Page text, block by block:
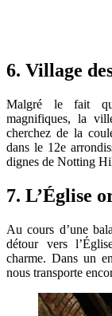
6. Village
Malgré le fait
magnifiques, la
cherchez de la
dans le 12e
dignes de Notting
7. L’Église
Au cours d’une
détour vers
charme. Dans un
nous transporte